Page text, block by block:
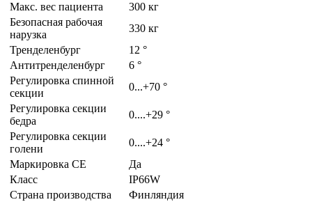
Макс. вес пациента
300 кг
Безопасная рабочая
нарузка
330 кг
Тренделенбург
12 °
Антитренделенбург
6 °
Регулировка спинной
секции
0...+70 °
Регулировка секции
бедра
0....+29 °
Регулировка секции
голени
0....+24 °
Маркировка CE
Да
Класс
IP66W
Страна производства
Финляндия